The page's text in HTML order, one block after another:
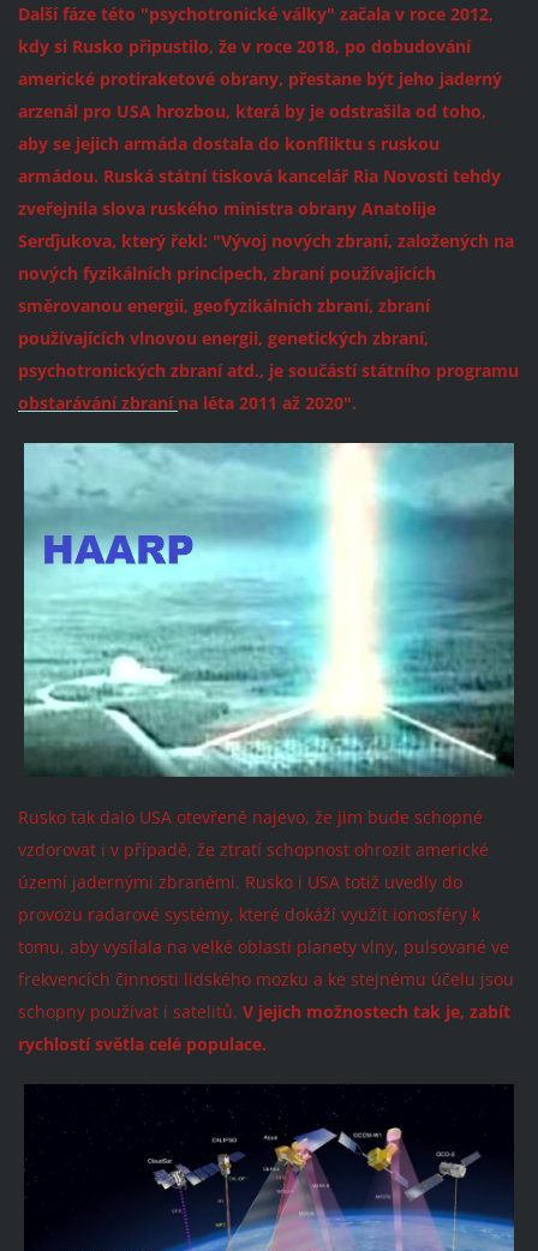
Další fáze této "psychotronické války" začala v roce 2012,
kdy si Rusko připustilo, že v roce 2018, po dobudování
americké protiraketové obrany, přestane být jeho jaderný
arzenál pro USA hrozbou, která by je odstrašila od toho,
aby se jejich armáda dostala do konfliktu s ruskou
armádou. Ruská státní tisková kancelář Ria Novosti tehdy
zveřejnila slova ruského ministra obrany Anatolije
Serďjukova, který řekl: "Vývoj nových zbraní, založených na
nových fyzikálních principech, zbraní používajících
směrovanou energii, geofyzikálních zbraní, zbraní
používajících vlnovou energii, genetických zbraní,
psychotronických zbraní atd., je součástí státního programu
obstarávání zbraní na léta 2011 až 2020".
Rusko tak dalo USA otevřeně najevo, že jim bude schopné
vzdorovat i v případě, že ztratí schopnost ohrozit americké
území jadernými zbraněmi. Rusko i USA totiž uvedly do
provozu radarové systémy, které dokáží využít ionosféry k
tomu, aby vysílala na velké oblasti planety vlny, pulsované ve
frekvencích činnosti lidského mozku a ke stejnému účelu jsou
schopny používat i satelitů. V jejich možnostech tak je, zabít
rychlostí světla celé populace.